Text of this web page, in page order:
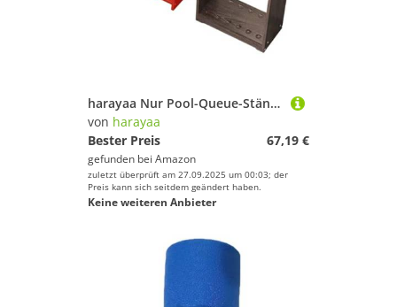
harayaa Nur Pool-Queue-Ständer, Aufbewahrungsständer, Billardzubehör für öffentliche Stangen, Stabiler, moderner Pool-Ständer aus
von harayaa
Bester Preis
67,19 €
gefunden bei Amazon
zuletzt überprüft am 27.09.2025 um 00:03; der
Preis kann sich seitdem geändert haben.
Keine weiteren Anbieter